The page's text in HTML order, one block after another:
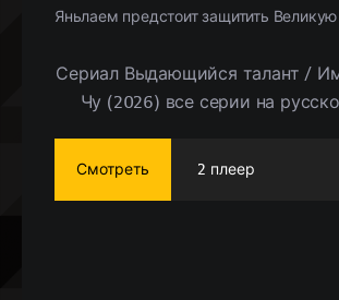
Яньлаем предстоит защитить
Сериал Выдающийся талант /
Чу (2026) все серии на
Смотреть 2 плеер